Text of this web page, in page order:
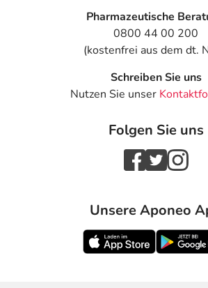
Pharmazeutische
0800 44 00 200
(kostenfrei aus dem dt.
Schreiben Sie uns
Nutzen Sie unser
Folgen Sie uns
Unsere Aponeo